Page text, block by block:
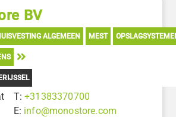
BV
ALGEMEEN MEST
T:+31383370700
E: info@monostore.com